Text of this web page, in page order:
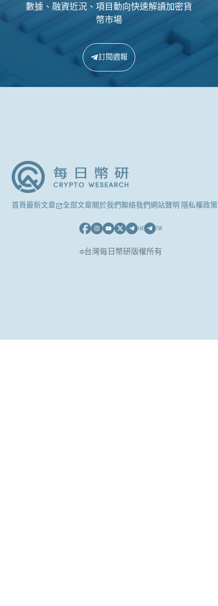
數據、融資近況、項目動向快速解讀加密貨
幣市場
訂閱週報
首頁最新文章 全部文章關於我們聯絡我們網站聲明 隱私權政策
HK TW
©台灣每日幣研版權所有